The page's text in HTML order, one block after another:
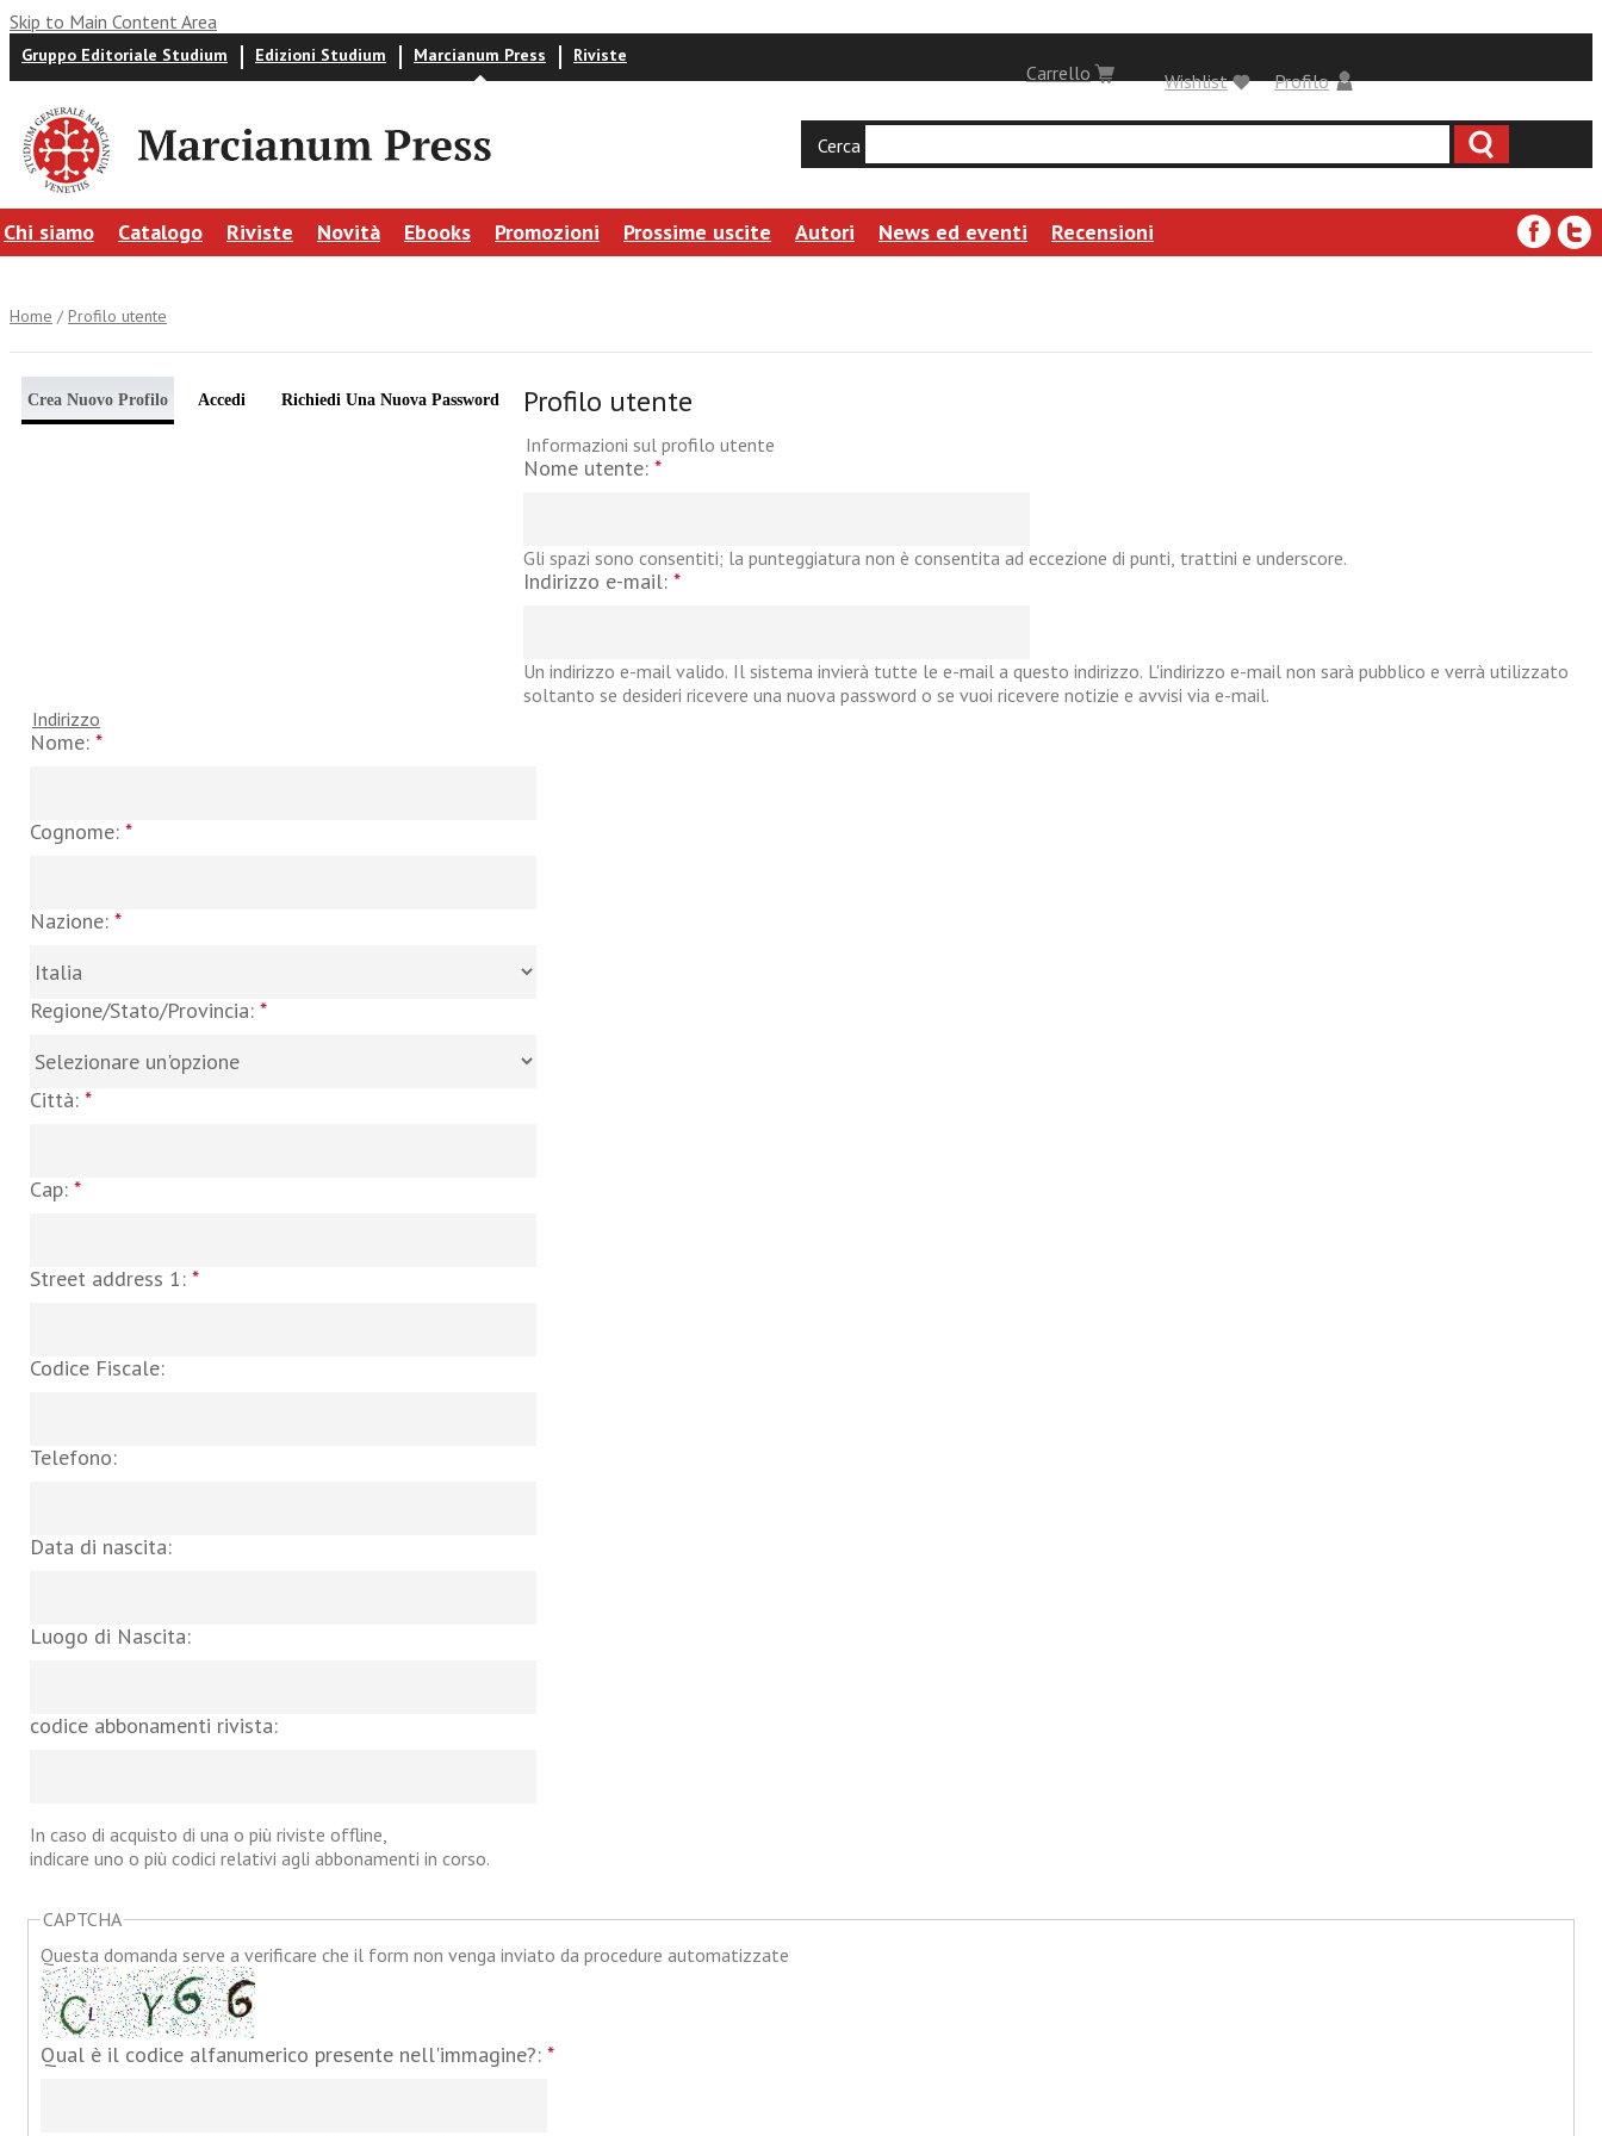
Skip to Main Content Area
Gruppo Editoriale Studium Edizioni Studium Marcianum Press Riviste
Carrello Profilo
Wishlist
Cerca
Chi siamo Catalogo Riviste Novità Ebooks Promozioni Prossime uscite Autori News ed eventi Recensioni
Home / Profilo utente
Crea Nuovo Profilo Accedi Richiedi Una Nuova Password Profilo utente
Informazioni sul profilo utente
Nome utente: *
Gli spazi sono consentiti; la punteggiatura non è consentita ad eccezione di punti, trattini e underscore.
Indirizzo e-mail: *
Un indirizzo e-mail valido. Il sistema invierà tutte le e-mail a questo indirizzo. L'indirizzo e-mail non sarà pubblico e verrà utilizzato
soltanto se desideri ricevere una nuova password o se vuoi ricevere notizie e avvisi via e-mail.
Indirizzo
Nome: *
Cognome: *
Nazione: *
Regione/Stato/Provincia: *
Città: *
Cap: *
Street address 1: *
Codice Fiscale:
Telefono:
Data di nascita:
Luogo di Nascita:
codice abbonamenti rivista:
In caso di acquisto di una o più riviste offline,
indicare uno o più codici relativi agli abbonamenti in corso.
CAPTCHA
Questa domanda serve a verificare che il form non venga inviato da procedure automatizzate
Qual è il codice alfanumerico presente nell'immagine?: *